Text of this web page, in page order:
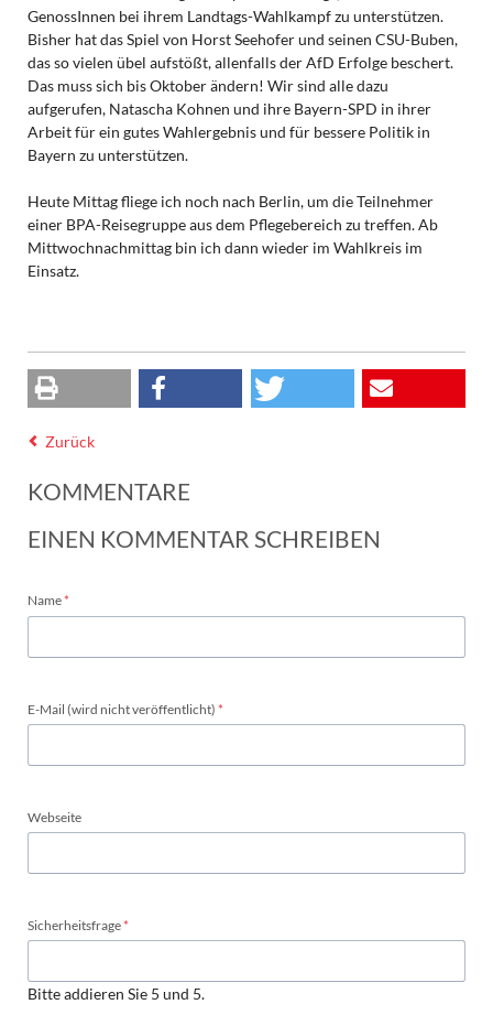
GenossInnen bei ihrem Landtags-Wahlkampf zu unterstützen.
Bisher hat das Spiel von Horst Seehofer und seinen CSU-Buben,
das so vielen übel aufstößt, allenfalls der AfD Erfolge beschert.
Das muss sich bis Oktober ändern! Wir sind alle dazu
aufgerufen, Natascha Kohnen und ihre Bayern-SPD in ihrer
Arbeit für ein gutes Wahlergebnis und für bessere Politik in
Bayern zu unterstützen.
Heute Mittag fliege ich noch nach Berlin, um die Teilnehmer
einer BPA-Reisegruppe aus dem Pflegebereich zu treffen. Ab
Mittwochnachmittag bin ich dann wieder im Wahlkreis im
Einsatz.
Zurück
KOMMENTARE
EINEN KOMMENTAR SCHREIBEN
Pflichtfeld
Name*
Pflichtfeld
E-Mail (wird nicht veröffentlicht) *
Webseite
Pflichtfeld
Sicherheitsfrage*
Bitte addieren Sie 5 und 5.